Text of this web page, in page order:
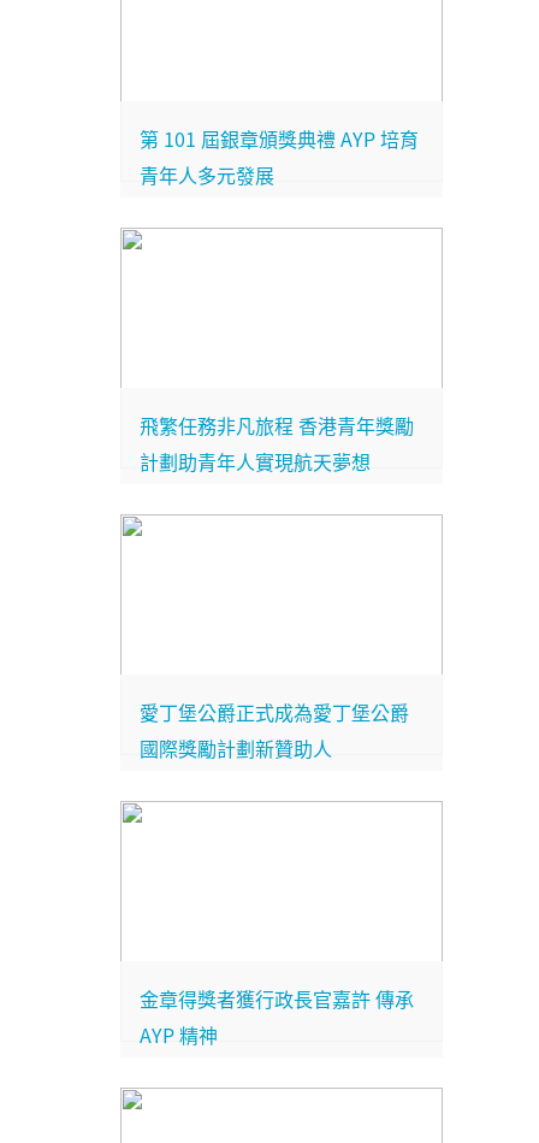
第 101 屆銀章頒獎典禮 AYP 培育
青年人多元發展
飛繁任務非凡旅程 香港青年獎勵
計劃助青年人實現航天夢想
愛丁堡公爵正式成為愛丁堡公爵
國際獎勵計劃新贊助人
金章得獎者獲行政長官嘉許 傳承
AYP 精神